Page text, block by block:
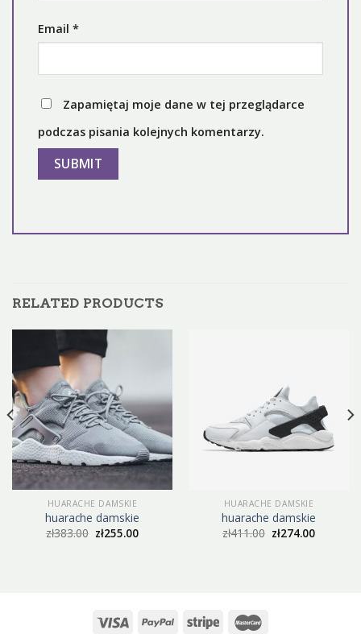
Email *
Zapamiętaj moje dane w tej przeglądarce
podczas pisania kolejnych komentarzy.
RELATED PRODUCTS
HUARACHE DAMSKIE
huarache damskie
zł383.00 zł255.00
HUARACHE DAMSKIE
huarache damskie
zł411.00 zł274.00